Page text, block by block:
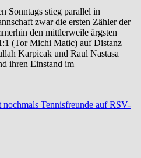
Sonntags stieg parallel in
zwar die ersten Zähler der
den mittlerweile ärgsten
(Tor Michi Matic) auf Distanz
Karpicak und Raul Nastasa
ihren Einstand im
Tennisfreunde auf RSV-